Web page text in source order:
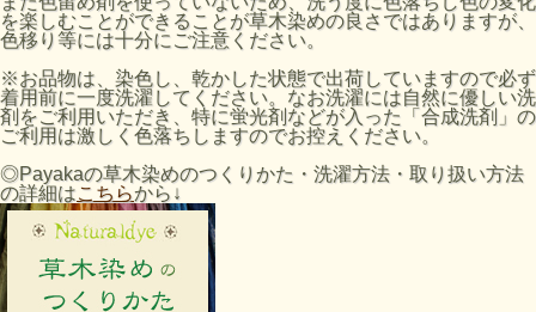
を楽しむことができることが草木染めの良さではありますが、
色移り等には十分にご注意ください。
※お品物は、染色し、乾かした状態で出荷していますので必ず
着用前に一度洗濯してください。なお洗濯には自然に優しい洗
剤をご利用いただき、特に蛍光剤などが入った「合成洗剤」の
ご利用は激しく色落ちしますのでお控えください。
◎Payakaの草木染めのつくりかた・洗濯方法・取り扱い方法
の詳細はこちらから↓